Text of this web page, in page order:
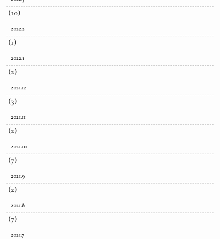
(10)
2022.2
(1)
2022.1
(2)
2021.12
(3)
2021.11
(2)
2021.10
(7)
2021.9
(2)
2021.8
(7)
2021.7